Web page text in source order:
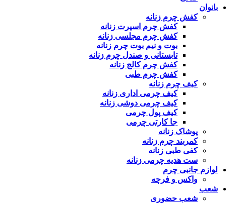
بانوان
کفش چرم زنانه
کفش چرم اسپرت زنانه
کفش چرم مجلسی زنانه
بوت و نیم بوت چرم زنانه
تابستانی و صندل چرم زنانه
کفش چرم کالج زنانه
کفش چرم طبی
کیف چرم زنانه
کیف چرمی اداری زنانه
کیف چرمی دوشی زنانه
کیف پول چرمی
جا کارتی چرمی
پوشاک زنانه
کمربند چرم زنانه
کفی طبی زنانه
ست هدیه چرمی زنانه
لوازم جانبی چرم
واکس و فرچه
شعب
شعب حضوری